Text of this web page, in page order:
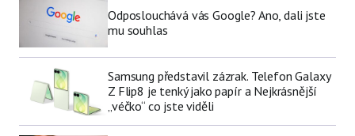
Odposlouchává vás Google? Ano, dali jste
mu souhlas
Samsung představil zázrak. Telefon Galaxy
Z Flip8 je tenký jako papír a Nejkrásnější
„véčko“ co jste viděli